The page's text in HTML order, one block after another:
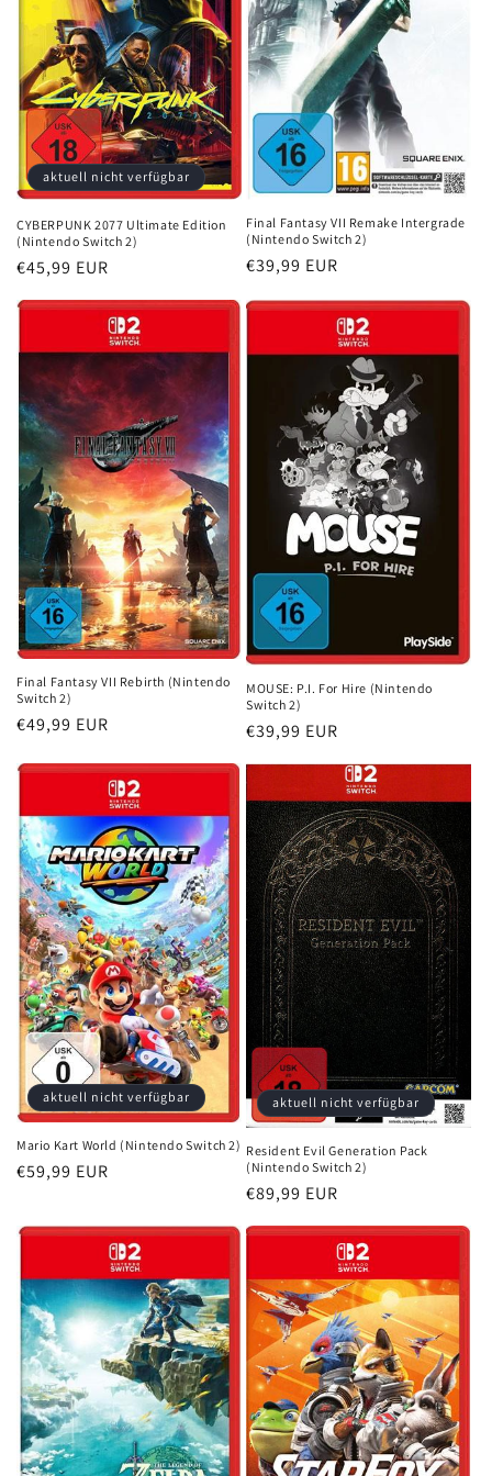
e
:
aktuell nicht verfügbar
CYBERPUNK 2077 Ultimate Edition
(Nintendo Switch 2)
Normaler
€45,99 EUR
Final Fantasy VII Remake Intergrade
(Nintendo Switch 2)
Normaler
€39,99 EUR
Final Fantasy VII Rebirth (Nintendo
Switch 2)
Normaler
€49,99 EUR
MOUSE: P.I. For Hire (Nintendo
Switch 2)
Normaler
€39,99 EUR
aktuell nicht verfügbar
Mario Kart World (Nintendo Switch 2)
Normaler
€59,99 EUR
aktuell nicht verfügbar
Resident Evil Generation Pack
(Nintendo Switch 2)
Normaler
€89,99 EUR